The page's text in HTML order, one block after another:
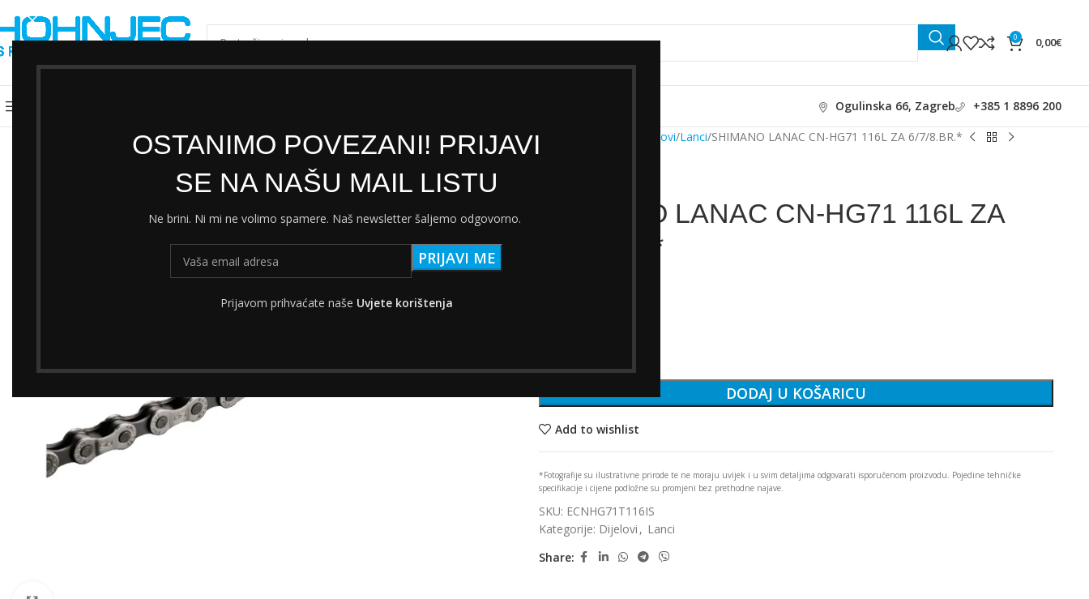
OSTANIMO POVEZANI! PRIJAVI
SE NA NAŠU MAIL LISTU
Ne brini. Ni mi ne volimo spamere. Naš newsletter šaljemo odgovorno.
Prijavom prihvaćate naše Uvjete korištenja
ODABERI KATEGORIJU
0 0,00€
Ogulinska 66, Zagreb +385 1 8896 200
Početna Dijelovi Lanci SHIMANO LANAC CN-HG71 116L ZA 6/7/8.BR.*
SHIMANO LANAC CN-HG71 116L ZA
6/7/8.BR.*
DODAJ U KOŠARICU
Add to wishlist
*Fotografije su ilustrativne prirode te ne moraju uvijek i u svim detaljima odgovarati isporučenom proizvodu. Pojedine tehničke
specifikacije i cijene podložne su promjeni bez prethodne najave.
SKU: ECNHG71T116IS
Kategorije: Dijelovi , Lanci
Share: